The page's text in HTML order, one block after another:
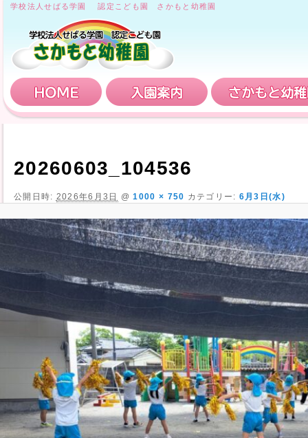
学校法人せばる学園 認定こども園 さかもと幼稚園
HOME 入園案内
20260603_104536
公開日時: 2026年6月3日 @1000 × 750 カテゴリー: 6月3日(水)